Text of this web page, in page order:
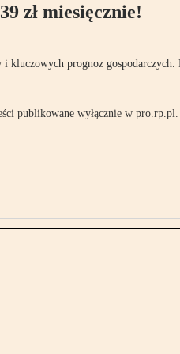
zł miesięcznie!
prognoz gospodarczych.
publikowane wyłącznie w pro.rp.pl.